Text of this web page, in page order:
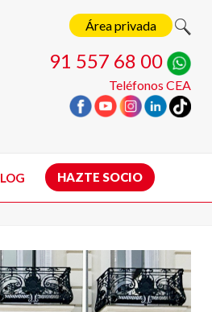
Área privada
91 557 68 00
Teléfonos CEA
HAZTE SOCIO